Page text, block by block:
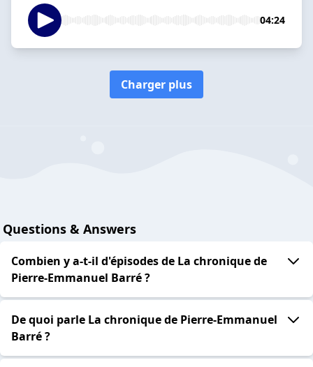
04:24
Charger plus
Questions & Answers
Combien y a-t-il d'épisodes de La chronique de
Pierre-Emmanuel Barré ?
De quoi parle La chronique de Pierre-Emmanuel
Barré ?